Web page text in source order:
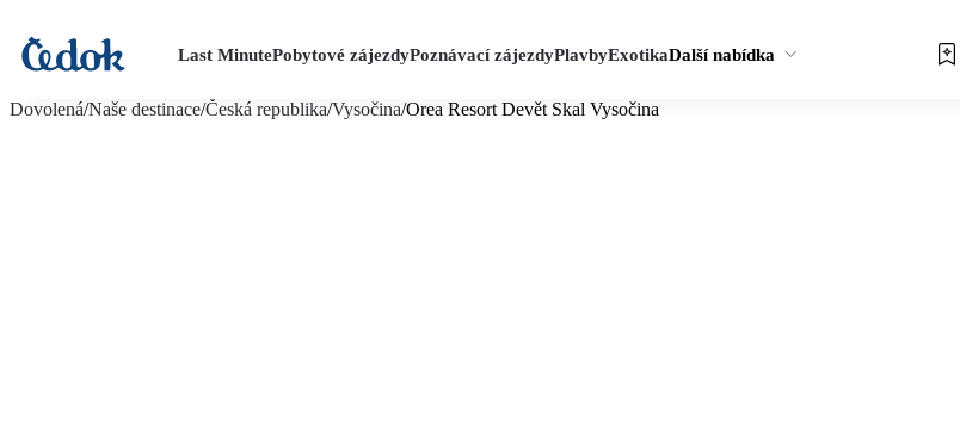
Last MinutePobytové zájezdyPoznávací zájezdyPlavbyExotikaDalší nabídka
Dovolená/Naše destinace/Česká republika/Vysočina/Orea Resort Devět Skal Vysočina